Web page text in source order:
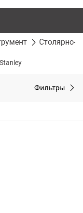
Столярно-
Фильтры